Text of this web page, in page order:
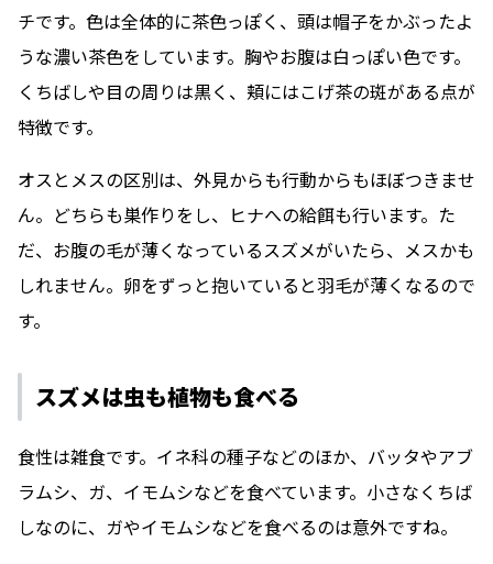
チです。色は全体的に茶色っぽく、頭は帽子をかぶったよ
うな濃い茶色をしています。胸やお腹は白っぽい色です。
くちばしや目の周りは黒く、頬にはこげ茶の斑がある点が
特徴です。
オスとメスの区別は、外見からも行動からもほぼつきませ
ん。どちらも巣作りをし、ヒナへの給餌も行います。た
だ、お腹の毛が薄くなっているスズメがいたら、メスかも
しれません。卵をずっと抱いていると羽毛が薄くなるので
す。
スズメは虫も植物も食べる
食性は雑食です。イネ科の種子などのほか、バッタやアブ
ラムシ、ガ、イモムシなどを食べています。小さなくちば
しなのに、ガやイモムシなどを食べるのは意外ですね。